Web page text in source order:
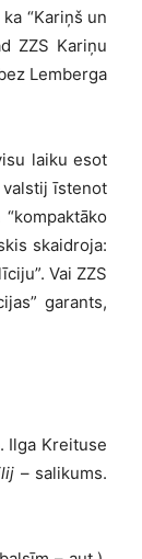
“Kariņš un
ZZS Kariņu
Lemberga
laiku esot
valstij īstenot
skaidroja:
Vai ZZS
garants,
Ilga Kreituse
– salikums.